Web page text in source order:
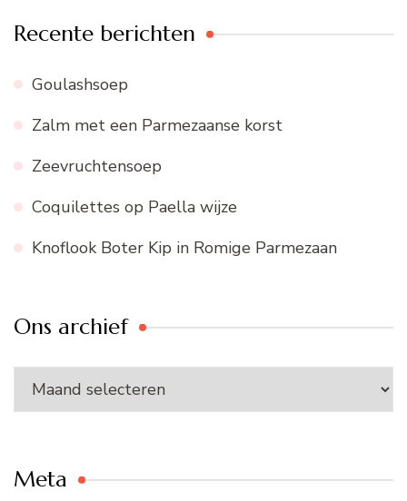
Recente berichten
Goulashsoep
Zalm met een Parmezaanse korst
Zeevruchtensoep
Coquilettes op Paella wijze
Knoflook Boter Kip in Romige Parmezaan
Ons archief
Ons
Meta